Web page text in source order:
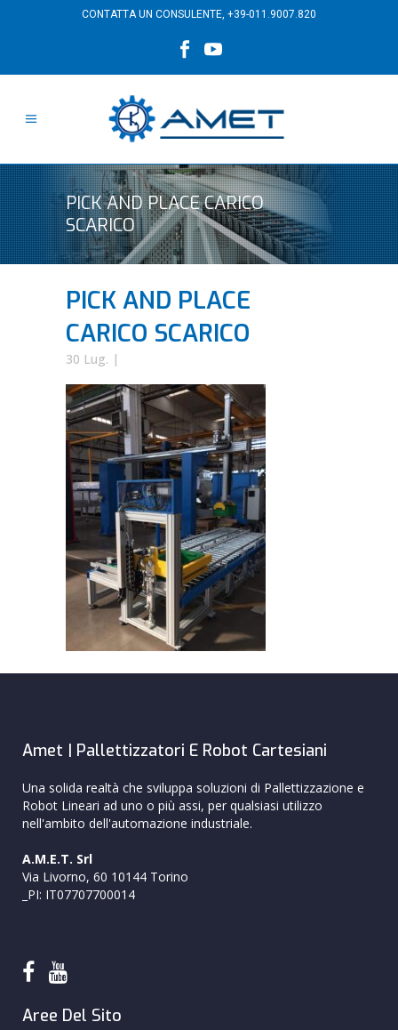
CONTATTA UN CONSULENTE, +39-011.9007.820
PICK AND PLACE CARICO
SCARICO
PICK AND PLACE
CARICO SCARICO
30 Lug. |
Amet | Pallettizzatori E Robot Cartesiani
Una solida realtà che sviluppa soluzioni di Pallettizzazione e
Robot Lineari ad uno o più assi, per qualsiasi utilizzo
nell'ambito dell'automazione industriale.
A.M.E.T. Srl
Via Livorno, 60 10144 Torino
_PI: IT07707700014
Aree Del Sito